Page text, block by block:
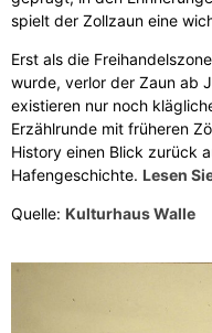
spielt der Zollzaun eine
Erst als die
wurde, verlor der Zaun ab
existieren nur noch
Erzählrunde mit früheren
History einen Blick zurück
Hafengeschichte. Lesen
Quelle: Kulturhaus Walle